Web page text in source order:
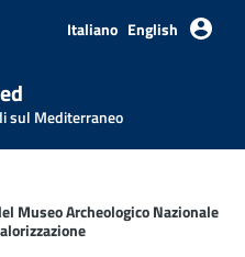
Italiano English
sul Mediterraneo
Museo Archeologico Nazionale